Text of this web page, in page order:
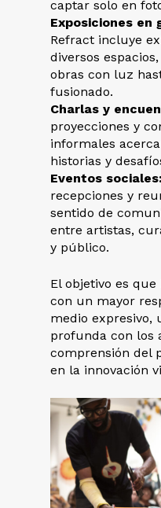
captar solo en
Exposiciones en
Refract incluye
diversos
obras con luz
fusionado.
Charlas y
proyecciones y
informales
historias y
Eventos sociales:
recepciones y
sentido de
entre artistas,
y público.
El objetivo es que
con un mayor
medio expresivo,
profunda con los
comprensión del
en la innovación